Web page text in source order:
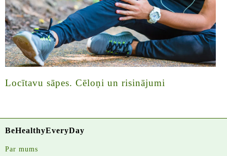
Locītavu sāpes. Cēloņi un risinājumi
BeHealthyEveryDay
Par mums